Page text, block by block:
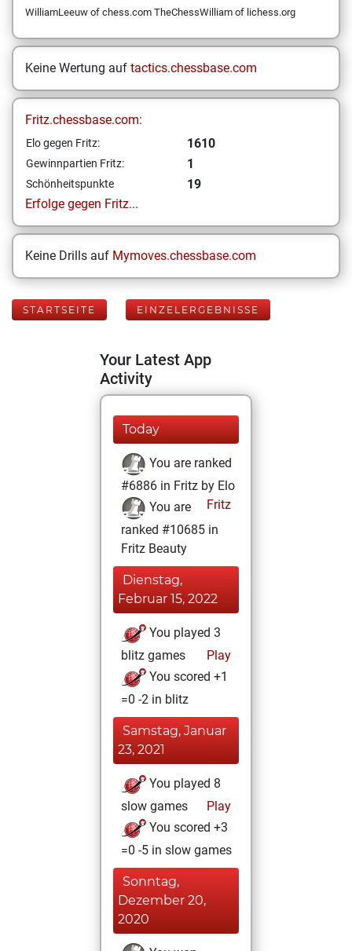
WilliamLeeuw of chess.com TheChessWilliam of lichess.org
Keine Wertung auf tactics.chessbase.com
Fritz.chessbase.com:
Elo gegen Fritz: 1610
Gewinnpartien Fritz: 1
Schönheitspunkte
19
Erfolge gegen Fritz...
Keine Drills auf Mymoves.chessbase.com
STARTSEITE EINZELERGEBNISSE
Your Latest App
Activity
Today
You are ranked
#6886 in Fritz by Elo
Fritz
You are
ranked #10685 in
Fritz Beauty
Dienstag,
Februar 15, 2022
You played 3
blitz games
Play
You scored +1
=0 -2 in blitz
Samstag, Januar
23, 2021
You played 8
slow games
Play
You scored +3
=0 -5 in slow games
Sonntag,
Dezember 20,
2020